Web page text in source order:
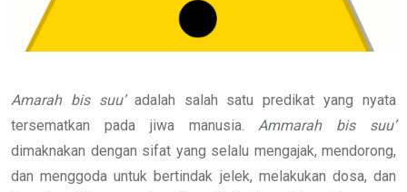
Amarah bis suu’ adalah salah satu predikat yang nyata
tersematkan pada jiwa manusia.Ammarah bis
suu’
dimaknakan dengan sifat yang selalu mengajak, mendorong,
dan menggoda untuk bertindak jelek, melakukan dosa, dan